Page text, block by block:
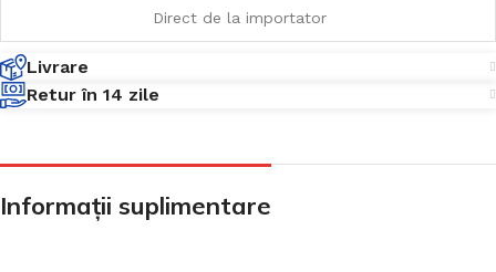
Direct de la importator
Livrare
Retur în 14 zile
Informații suplimentare